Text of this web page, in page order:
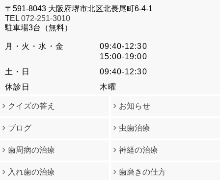
〒591-8043 大阪府堺市北区北長尾町6-4-1
TEL 072-251-3010
駐車場3台（無料）
月・火・水・金
09:40-12:30
15:00-19:00
土・日
09:40-12:30
休診日
木曜
クイズの答え お知らせ
ブログ 虫歯治療
歯周病の治療 神経の治療
入れ歯の治療 歯磨きの仕方